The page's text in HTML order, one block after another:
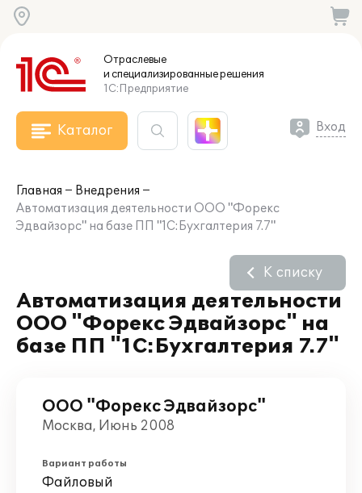
Отраслевые
и специализированныерешения
1С:Предприятие
Каталог Вход
Главная
Внедрения
Автоматизация деятельности ООО "Форекс
Эдвайзорс" на базе ПП "1С:Бухгалтерия 7.7"
Автоматизация деятельности
ООО "Форекс Эдвайзорс" на
базе ПП "1С:Бухгалтерия 7.7"
К списку
ООО "Форекс Эдвайзорс"
Москва, Июнь 2008
Вариант работы
Файловый